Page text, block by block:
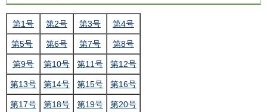
第1号 第2号 第3号 第4号
第5号 第6号 第7号 第8号
第9号 第10号 第11号 第12号
第13号 第14号 第15号 第16号
第17号 第18号 第19号 第20号